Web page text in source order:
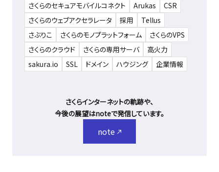
さくらのセキュアモバイルコネクト
Arukas
CSR
さくらのウェブアクセラレータ
採用
Tellus
さぶりこ
さくらのモノプラットフォーム
さくらのVPS
さくらのクラウド
さくらの専用サーバ
高火力
sakura.io
SSL ドメイン ハウジング 企業情報
さくらインターネットの軌跡や、
今後の展望はnoteで発信しています。
note